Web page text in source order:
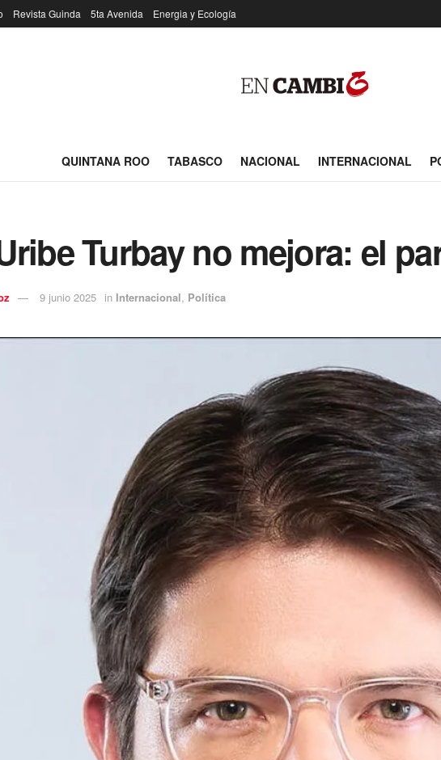
Revista Guinda 5ta Avenida Energia y Ecología
QUINTANA ROO TABASCO NACIONAL INTERNACIONAL
Turbay no mejora: el
9 junio 2025 in Internacional, Política